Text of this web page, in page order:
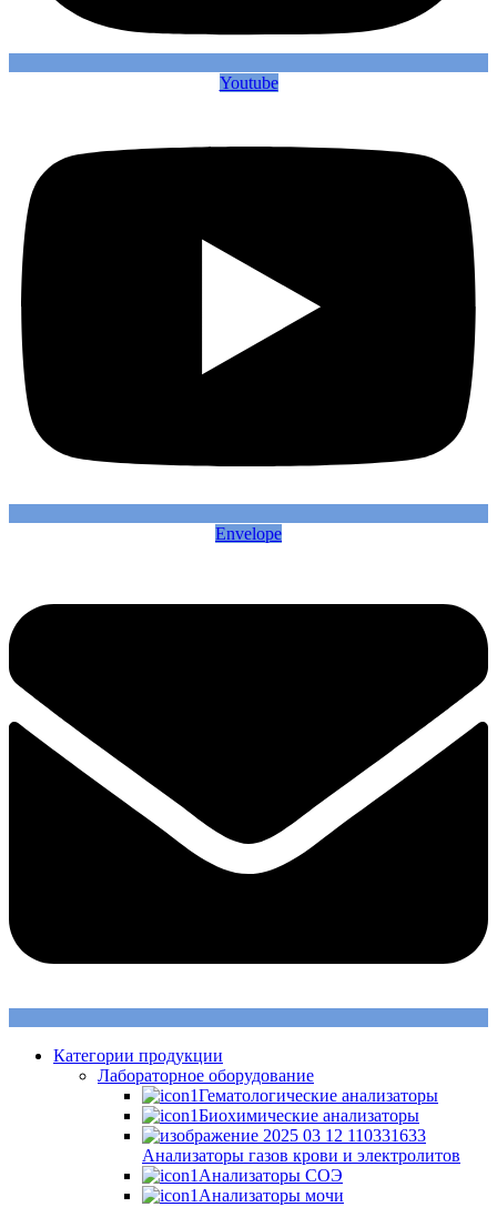
Youtube
Envelope
Категории продукции
Лабораторное оборудование
Гематологические анализаторы
Биохимические анализаторы
Анализаторы газов крови и электролитов
Анализаторы СОЭ
Анализаторы мочи